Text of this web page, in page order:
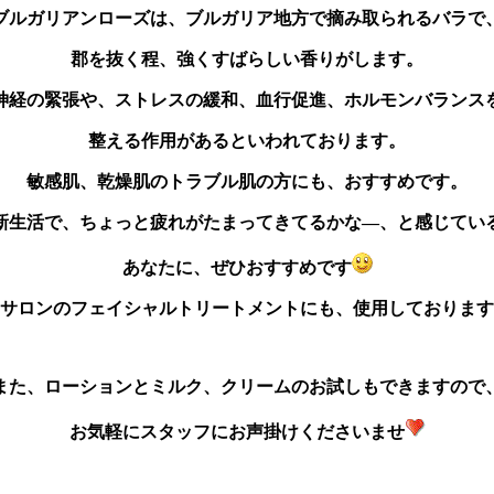
ルガリアンローズは、ブルガリア地方で摘み取られるバラで、
郡を抜く程、強くすばらしい香りがします。
経の緊張や、ストレスの緩和、血行促進、ホルモンバランス
整える作用があるといわれております。
敏感肌、乾燥肌のトラブル肌の方にも、おすすめです。
生活で、ちょっと疲れがたまってきてるかな―、と感じてい
あなたに、ぜひおすすめです
ロンのフェイシャルトリートメントにも、使用しております
た、ローションとミルク、クリームのお試しもできますので、
お気軽にスタッフにお声掛けくださいませ